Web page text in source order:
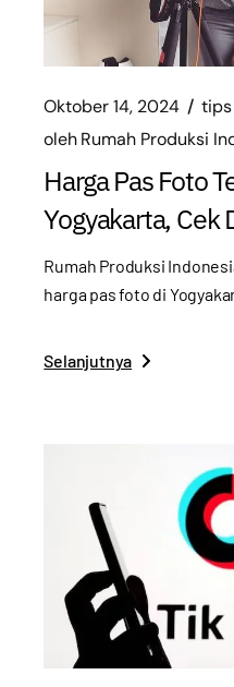
Oktober 14, 2024
olehRumah Produksi
Harga Pas Foto
Yogyakarta, Cek
Rumah Produksi
harga pas foto di
Selanjutnya